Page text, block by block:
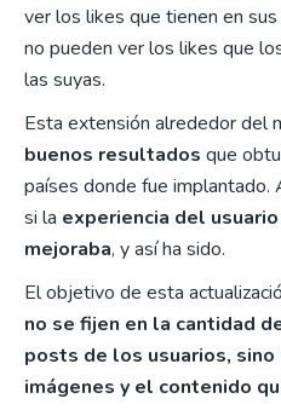
ver los likes que tienen en
no pueden ver los likes que
las suyas.
Esta extensión alrededor del
buenos resultados que
países donde fue implantado.
si la experiencia del
mejoraba, y así ha sido.
El objetivo de esta
no se fijen en la cantidad
posts de los usuarios,
imágenes y el contenido